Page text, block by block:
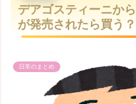
デアゴスティーニか
が発売されたら買う
日常のまとめ